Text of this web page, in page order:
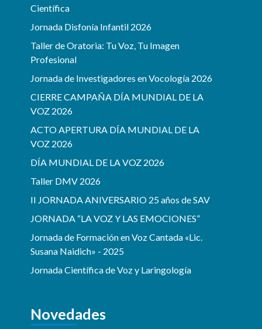
Científica
Jornada Disfonía Infantil 2026
Taller de Oratoria: Tu Voz, Tu Imagen
Profesional
Jornada de Investigadores en Vocología 2026
CIERRE CAMPAÑA DÍA MUNDIAL DE LA
VOZ 2026
ACTO APERTURA DÍA MUNDIAL DE LA
VOZ 2026
DÍA MUNDIAL DE LA VOZ 2026
Taller DMV 2026
II JORNADA ANIVERSARIO 25 años de SAV
JORNADA “LA VOZ Y LAS EMOCIONES”
Jornada de Formación en Voz Cantada «Lic.
Susana Naidich» - 2025
Jornada Científica de Voz y Laringología
Novedades